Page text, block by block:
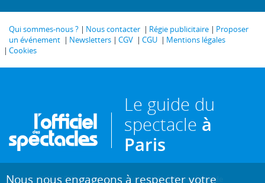
Qui sommes-nous ? Nous contacter Régie publicitaire
Proposer
un événement
Newsletters CGV CGU
Mentions légales
Cookies
Le guide du
spectacle à
Paris
Créé en 1946, L'Officiel des spectacles estl'hebdomadaire de
Nous nous engageons à respecter votre